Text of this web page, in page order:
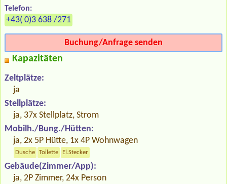
Telefon:
+43( 0)3 638 /271
Buchung/Anfrage senden
Kapazitäten
Zeltplätze:
ja
Stellplätze:
ja, 37x Stellplatz, Strom
Mobilh./Bung./Hütten:
ja, 2x 5P Hütte, 1x 4P Wohnwagen
Dusche Toilette El.Stecker
Gebäude(Zimmer/App):
ja, 2P Zimmer, 24x Person